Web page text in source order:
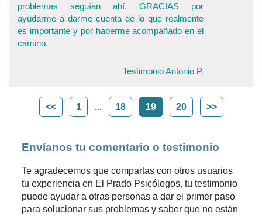
problemas seguían ahí. GRACIAS por
ayudarme a darme cuenta de lo que realmente
es importante y por haberme acompañado en el
camino.
Testimonio Antonio P.
<< 1 ... 18 19 20 >>
Envíanos tu comentario o testimonio
Te agradecemos que compartas con otros usuarios
tu experiencia en El Prado Psicólogos, tu testimonio
puede ayudar a otras personas a dar el primer paso
para solucionar sus problemas y saber que no están